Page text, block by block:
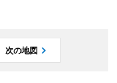
次の地図